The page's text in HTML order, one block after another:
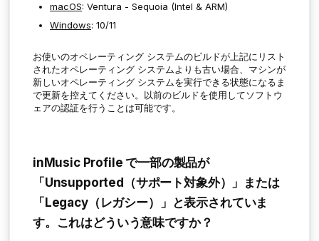
macOS: Ventura - Sequoia (Intel & ARM)
Windows: 10/11
お使いのオペレーティング システムのビルドが上記にリスト
されたオペレーティング システムよりも古い場合、マシンが
新しいオペレーティング システムを実行できる状態になるま
で更新を控えてください。以前のビルドを使用してソフトウ
ェアの認証を行うことは可能です。
inMusic Profile で一部の製品が
「Unsupported（サポート対象外）」または
「Legacy（レガシー）」と表示されていま
す。これはどういう意味ですか？